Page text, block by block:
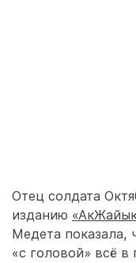
Отец солдата
изданию
Медета показала,
«с головой» всё в